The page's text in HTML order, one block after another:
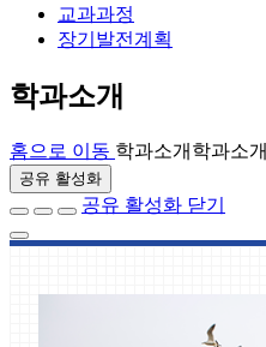
교과과정
장기발전계획
학과소개
홈으로 이동 학과소개 학과소개
공유 활성화
공유 활성화 닫기